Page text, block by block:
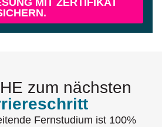
MIT ZERTIFIKAT
zum nächsten
Fernstudium ist 100%